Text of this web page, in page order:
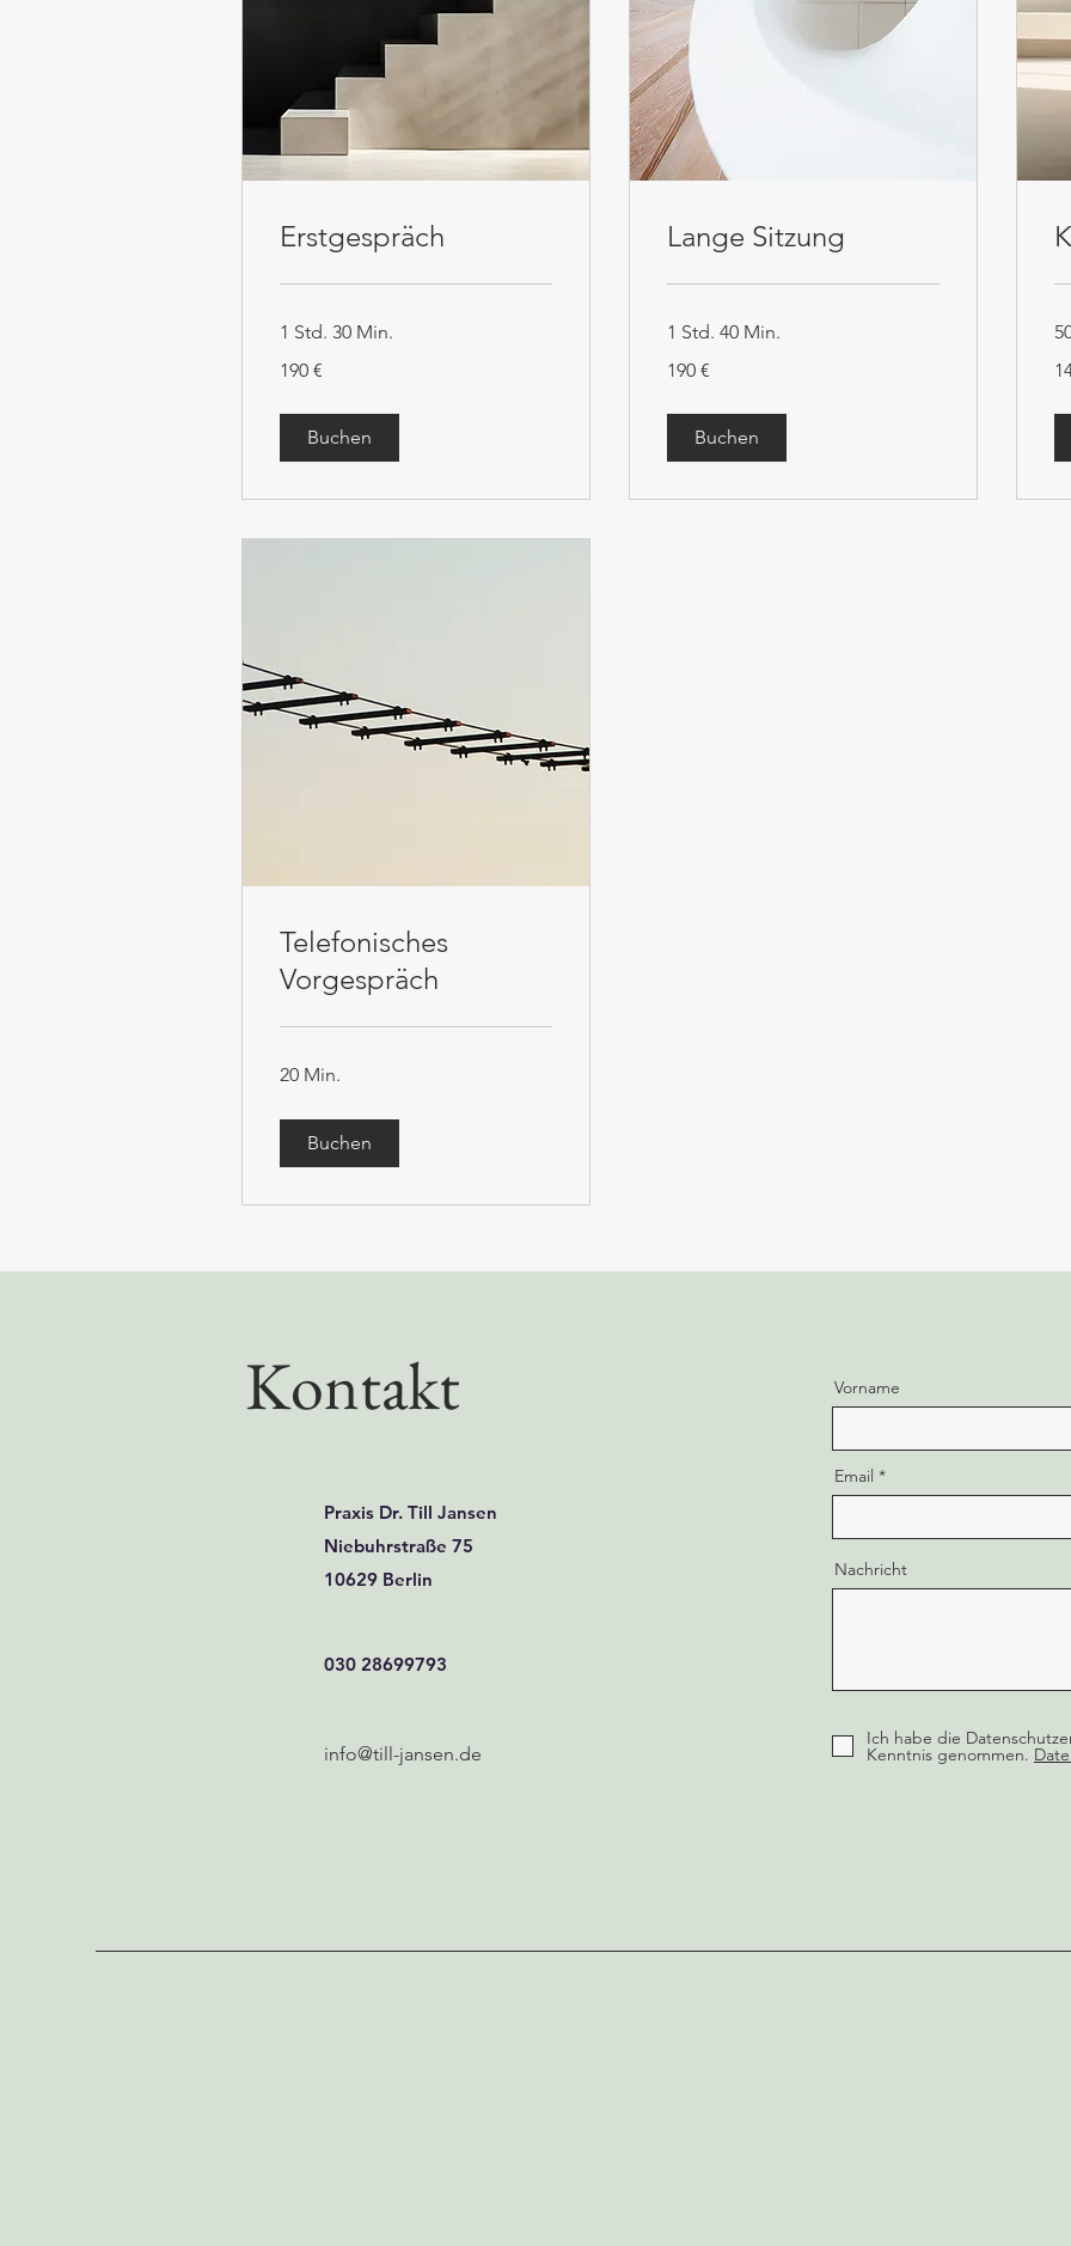
Erstgespräch
1 Std. 30 Min.
€190 €
Buchen
Lange Sitzung
1 Std. 40 Min.
€190 €
Buchen
€
Telefonisches
Vorgespräch
20 Min.
Buchen
Kontakt
Praxis Dr. Till Jansen
Niebuhrstraße 75
10629 Berlin
030 28699793
info@till-jansen.de
Vorname
Email
Nachricht
Ich habe die
Kenntnis genommen.